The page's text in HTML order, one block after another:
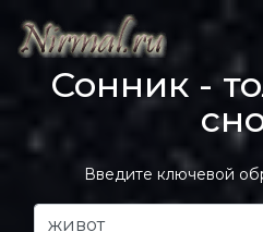
Сонник -
Введите ключевой